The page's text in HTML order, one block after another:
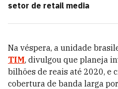
setor de retail media
Na véspera, a unidade
TIM, divulgou que planeja
bilhões de reais até 2020, e
cobertura de banda larga